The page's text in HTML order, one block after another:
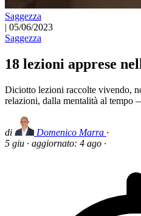
Saggezza
| 05/06/2023
Saggezza
18 lezioni apprese
Diciotto lezioni raccolte vivendo,
relazioni, dalla mentalità al tempo
di Domenico Marra ·
5 giu · aggiornato: 4 ago ·